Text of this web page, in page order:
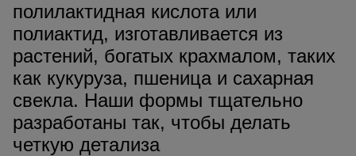
полилактидная кислота или
полиактид, изготавливается из
растений, богатых крахмалом, таких
как кукуруза, пшеница и сахарная
свекла. Наши формы тщательно
разработаны так, чтобы делать
четкую детализа